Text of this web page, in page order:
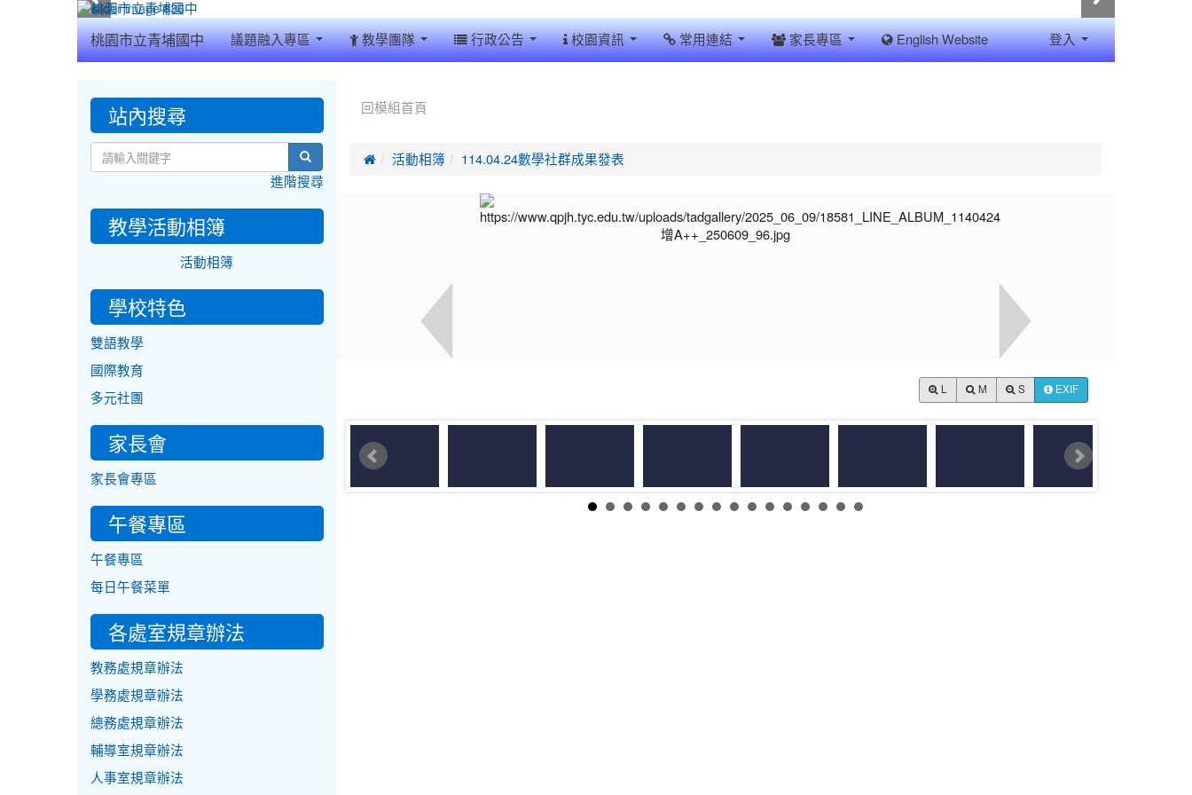
桃園市立青埔國中 議題融入專區 教學團隊 行政公告 校園資訊 常用連結 家長專區 English Website 登入
回模組首頁
 活動相簿 114.04.24數學社群成果發表
M S EXIF
::: 站內搜尋
search
進階搜尋
教學活動相簿
活動相簿
學校特色
雙語教學
國際教育
多元社團
家長會
家長會專區
午餐專區
午餐專區
每日午餐菜單
各處室規章辦法
教務處規章辦法
學務處規章辦法
總務處規章辦法
輔導室規章辦法
人事室規章辦法